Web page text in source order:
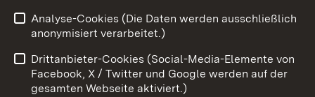
Impressum
Kontakt
Barrierefreiheit
Datenschutz
Cookies
Analyse-Cookies (Die Daten werden ausschließlich
anonymisiert verarbeitet.)
Drittanbieter-Cookies (Social-Media-Elemente von
Facebook, X / Twitter und Google werden auf der
gesamten Webseite aktiviert.)